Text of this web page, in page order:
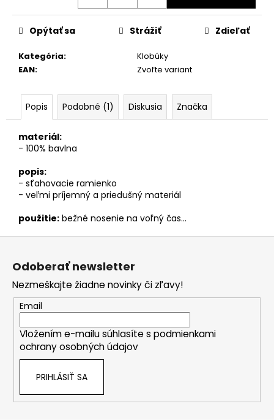
Kategória:
Klobúky
EAN: Zvoľte variant
Opýtať sa Strážiť Zdieľať
Popis Podobné (1) Diskusia Značka
materiál:
- 100% bavlna
popis:
- sťahovacie ramienko
- veľmi príjemný a priedušný materiál
použitie: bežné nosenie na voľný čas…
Z
Odoberať newsletter
Nezmeškajte žiadne novinky či zľavy!
Email
Vložením e-mailu súhlasíte s podmienkami
ochrany osobných údajov
PRIHLÁSIŤ SA